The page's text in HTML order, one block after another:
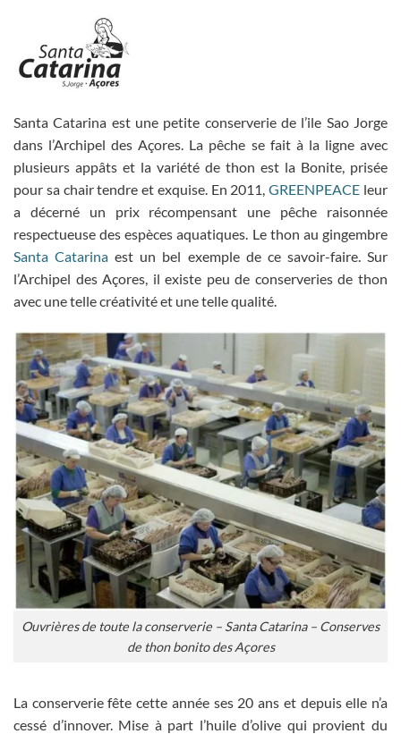
Santa Catarina est une petite conserverie de l’ile Sao Jorge
dans l’Archipel des Açores. La pêche se fait à la ligne avec
plusieurs appâts et la variété de thon est la Bonite, prisée
pour sa chair tendre et exquise. En 2011,GREENPEACE leur
a décerné un prix récompensant une pêche raisonnée
respectueuse des espèces aquatiques. Le thon au gingembre
Santa Catarina est un bel exemple de ce savoir-faire. Sur
l’Archipel des Açores, il existe peu de conserveries de thon
avec une telle créativité et une telle qualité.
Ouvrières de toute la conserverie – Santa Catarina – Conserves
de thon bonito des Açores
La conserverie fête cette année ses 20 ans et depuis elle n’a
cessé d’innover. Mise à part l’huile d’olive qui provient du